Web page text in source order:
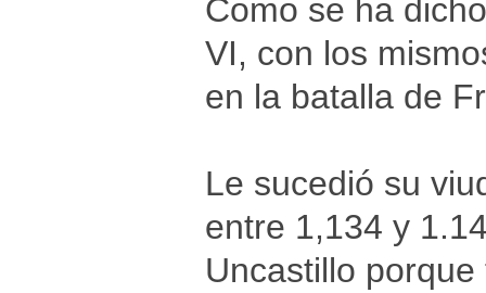
Como se ha
VI, con los
en la batalla de
Le sucedió su
entre 1,134 y
Uncastillo